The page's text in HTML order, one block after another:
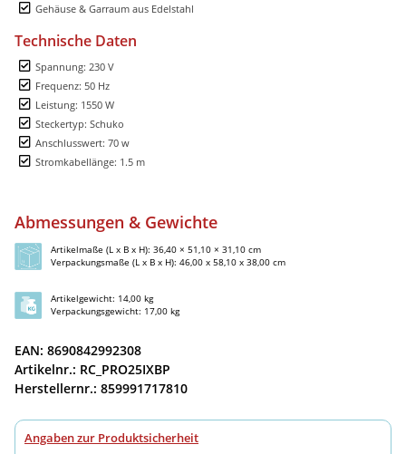
Gehäuse & Garraum aus Edelstahl
Technische Daten
Spannung: 230 V
Frequenz: 50 Hz
Leistung: 1550 W
Steckertyp: Schuko
Anschlusswert: 70 w
Stromkabellänge: 1.5 m
Abmessungen & Gewichte
Artikelmaße (L x B x H): 36,40 × 51,10 × 31,10 cm
Verpackungsmaße (L x B x H): 46,00 x 58,10 x 38,00 cm
Artikelgewicht: 14,00 kg
Verpackungsgewicht: 17,00 kg
EAN: 8690842992308
Artikelnr.: RC_PRO25IXBP
Herstellernr.: 859991717810
Angaben zur Produktsicherheit